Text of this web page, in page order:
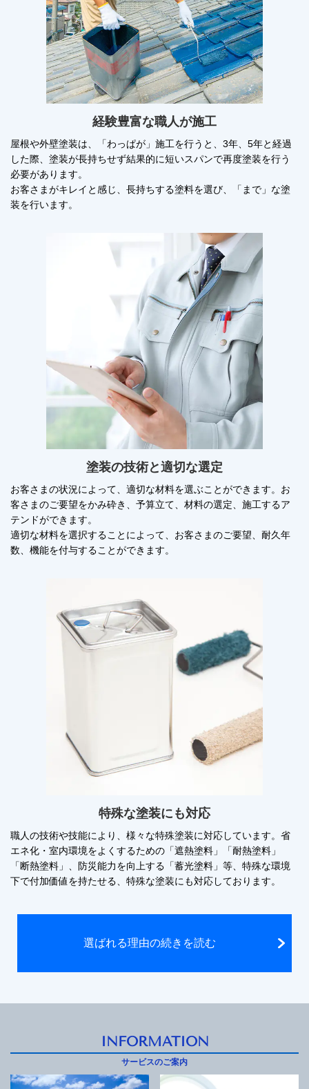
経験豊富な職人が施工
屋根や外壁塗装は、「わっぱが」施工を行うと、3年、5年と経過
した際、塗装が長持ちせず結果的に短いスパンで再度塗装を行う
必要があります。
お客さまがキレイと感じ、長持ちする塗料を選び、「まで」な塗
装を行います。
塗装の技術と適切な選定
お客さまの状況によって、適切な材料を選ぶことができます。お
客さまのご要望をかみ砕き、予算立て、材料の選定、施工するア
テンドができます。
適切な材料を選択することによって、お客さまのご要望、耐久年
数、機能を付与することができます。
特殊な塗装にも対応
職人の技術や技能により、様々な特殊塗装に対応しています。省
エネ化・室内環境をよくするための「遮熱塗料」「耐熱塗料」
「断熱塗料」、防災能力を向上する「蓄光塗料」等、特殊な環境
下で付加価値を持たせる、特殊な塗装にも対応しております。
選ばれる理由の続きを読む
INFORMATION
サービスのご案内